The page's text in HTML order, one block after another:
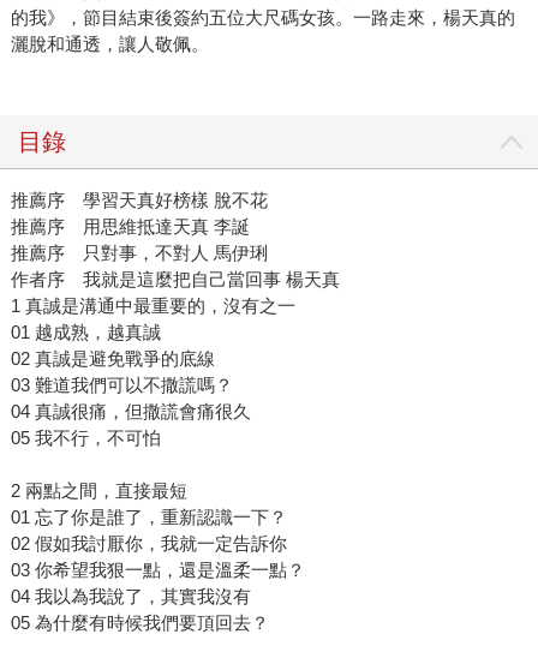
的我》，節目結束後簽約五位大尺碼女孩。一路走來，楊天真的
灑脫和通透，讓人敬佩。
目錄
推薦序 學習天真好榜樣 脫不花
推薦序 ⽤思維抵達天真 李誕
推薦序 只對事，不對⼈ 馬伊琍
作者序 我就是這麼把自己當回事 楊天真
1 真誠是溝通中最重要的，沒有之一
01 越成熟，越真誠
02 真誠是避免戰爭的底線
03 難道我們可以不撒謊嗎？
04 真誠很痛，但撒謊會痛很久
05 我不⾏，不可怕
2 兩點之間，直接最短
01 忘了你是誰了，重新認識⼀下？
02 假如我討厭你，我就⼀定告訴你
03 你希望我狠⼀點，還是溫柔⼀點？
04 我以為我說了，其實我沒有
05 為什麼有時候我們要頂回去？